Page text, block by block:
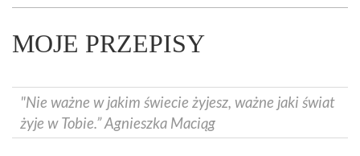
MOJE PRZEPISY
"Nie ważne w jakim świecie żyjesz, ważne jaki świat
żyje w Tobie.” Agnieszka Maciąg